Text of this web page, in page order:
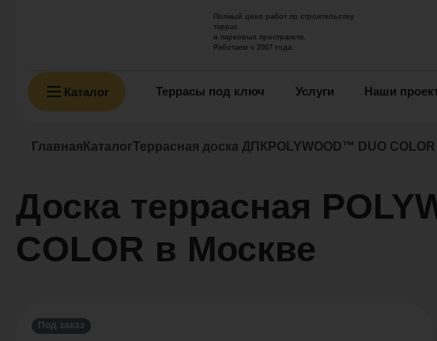
Полный цикл работ по строительству
террас
и парковых пространств.
Работаем с 2007 года.
Каталог Террасы под ключ Услуги Наши
Главная КаталогТеррасная доска ДПК POLYWOOD™ DUO COLOR
Доска террасная
COLOR в Москве
Под заказ